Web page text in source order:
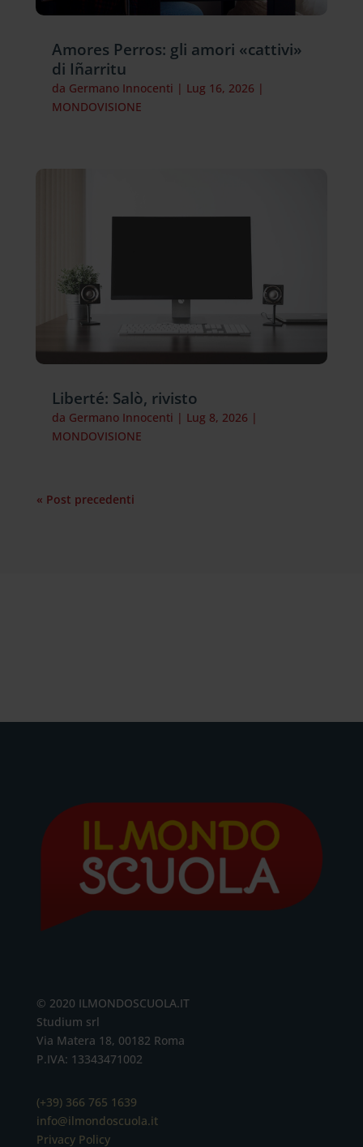
Amores Perros: gli amori «cattivi»
di Iñarritu
da Germano Innocenti | Lug 16, 2026 |
MONDOVISIONE
Liberté: Salò, rivisto
da Germano Innocenti | Lug 8, 2026 |
MONDOVISIONE
« Post precedenti
© 2020 ILMONDOSCUOLA.IT
Studium srl
Via Matera 18, 00182 Roma
P.IVA: 13343471002
(+39) 366 765 1639
info@ilmondoscuola.it
Privacy Policy